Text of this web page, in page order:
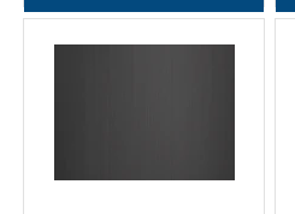
Chemica Galaxy
Handgelenktasche